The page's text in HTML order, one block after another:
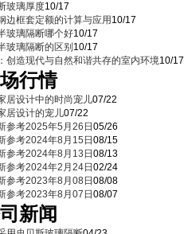
玻璃厚度10/17
边框套定额的计算与应用 10/17
玻璃隔断哪个好10/17
玻璃隔断的区别 10/17
创造现代与自然和谐共存的室内环境10/17
行情
居设计中的时尚宠儿07/22
居设计的宠儿07/22
参考2025年5月26日 05/26
参考2024年8月15日 08/15
参考2024年8月13日 08/13
参考2024年2月24日 02/24
参考2023年8月08日 08/08
参考2023年8月07日 08/07
新闻